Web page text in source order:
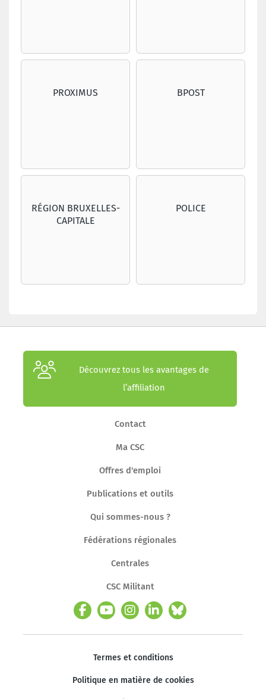
PROXIMUS BPOST
RÉGION BRUXELLES-
CAPITALE
POLICE
Découvrez tous les avantages de
l’affiliation
Contact
Ma CSC
Offres d'emploi
Publications et outils
Qui sommes-nous ?
Fédérations régionales
Centrales
CSC Militant
Termes et conditions
Politique en matière de cookies